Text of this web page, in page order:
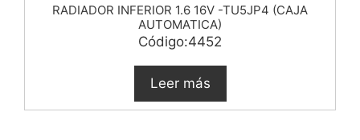
RADIADOR INFERIOR 1.6 16V -TU5JP4 (CAJA
AUTOMATICA)
Código:4452
Leer más